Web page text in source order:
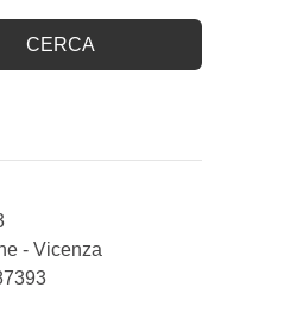
CERCA
- Vicenza